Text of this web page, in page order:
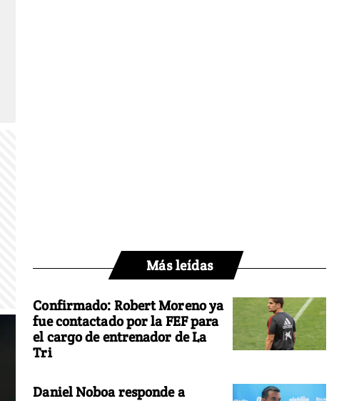
Más leídas
Confirmado: Robert Moreno ya
fue contactado por la FEF para
el cargo de entrenador de La
Tri
Daniel Noboa responde a